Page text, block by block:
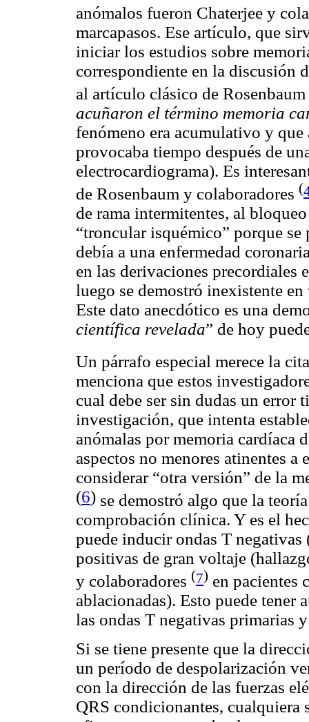
anómalos fueron Chaterjee y
marcapasos. Ese artículo, que
iniciar los estudios sobre
correspondiente en la discusión
al artículo clásico de
acuñaron el término memoria
fenómeno era acumulativo y
provocaba tiempo después de
electrocardiograma). Es
de Rosenbaum y colaboradores (
de rama intermitentes, al
“troncular isquémico” porque
debía a una enfermedad
en las derivaciones precordiales
luego se demostró inexistente
Este dato anecdótico es una
científica revelada” de hoy
Un párrafo especial merece la
menciona que estos
cual debe ser sin dudas un error
investigación, que intenta
anómalas por memoria cardíaca
aspectos no menores atinentes
considerar “otra versión” de la
(6) se demostró algo que la
comprobación clínica. Y es el
puede inducir ondas T
positivas de gran voltaje
y colaboradores (7) en pacientes
ablacionadas). Esto puede tener
las ondas T negativas primarias
Si se tiene presente que la
un período de despolarización
con la dirección de las fuerzas
QRS condicionantes, cualquiera